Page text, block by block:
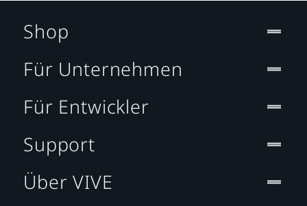
Shop
Für Unternehmen
Für Entwickler
Support
Über VIVE